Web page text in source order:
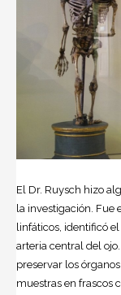
El Dr. Ruysch hizo
la investigación. Fue
linfáticos, identificó
arteria central del
preservar los
muestras en frascos